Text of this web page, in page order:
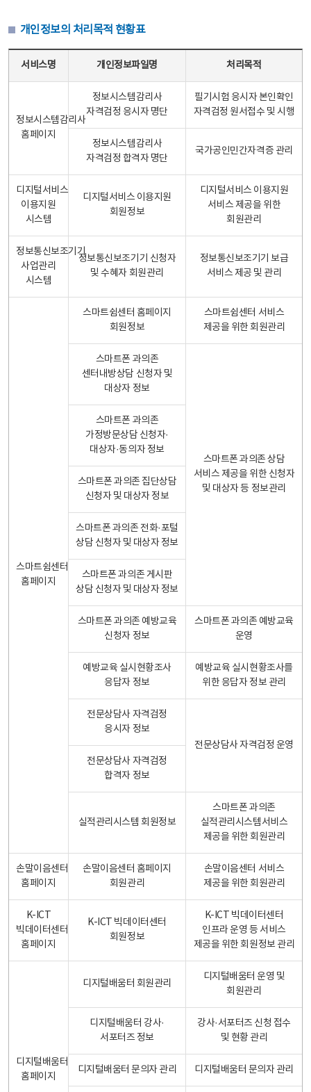
개인정보의 처리목적 현황표
서비스명 개인정보파일명 처리목적
정보시스템감리사
홈페이지
정보시스템감리사
자격검정 응시자 명단
필기시험 응시자 본인확인
자격검정 원서접수 및 시행
정보시스템감리사
자격검정 합격자 명단
국가공인민간자격증 관리
디지털서비스
이용지원
시스템
디지털서비스 이용지원
회원정보
디지털서비스 이용지원
서비스 제공을 위한
회원관리
정보통신보조기기
사업관리
시스템
정보통신보조기기 신청자
및 수혜자 회원관리
정보통신보조기기 보급
서비스 제공 및 관리
스마트쉼센터
홈페이지
스마트쉼센터 홈페이지
회원정보
스마트쉼센터 서비스
제공을 위한 회원관리
스마트폰 과의존
센터내방상담 신청자 및
대상자 정보
스마트폰 과의존 상담
서비스 제공을 위한 신청자
및 대상자 등 정보관리
스마트폰 과의존
가정방문상담 신청자·
대상자·동의자 정보
스마트폰 과의존 집단상담
신청자 및 대상자 정보
스마트폰 과의존 전화·포털
상담 신청자 및 대상자 정보
스마트폰 과의존 게시판
상담 신청자 및 대상자 정보
스마트폰 과의존 예방교육
신청자 정보
스마트폰 과의존 예방교육
운영
예방교육 실시현황조사
응답자 정보
예방교육 실시현황조사를
위한 응답자 정보 관리
전문상담사 자격검정
응시자 정보
전문상담사 자격검정 운영
전문상담사 자격검정
합격자 정보
실적관리시스템 회원정보
스마트폰 과의존
실적관리시스템서비스
제공을 위한 회원관리
손말이음센터
홈페이지
손말이음센터 홈페이지
회원관리
손말이음센터 서비스
제공을 위한 회원관리
K-ICT
빅데이터센터
홈페이지
K-ICT 빅데이터센터
회원정보
K-ICT 빅데이터센터
인프라 운영 등 서비스
제공을 위한 회원정보 관리
디지털배움터
홈페이지
디지털배움터 회원관리
디지털배움터 운영 및
회원관리
디지털배움터 강사·
서포터즈 정보
강사·서포터즈 신청 접수
및 현황 관리
디지털배움터 문의자 관리 디지털배움터 문의자 관리